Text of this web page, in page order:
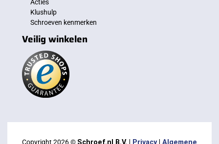
Acties
Klushulp
Schroeven kenmerken
Veilig winkelen
Copyright 2026 © Schroef.nl B.V. | Privacy| Algemene